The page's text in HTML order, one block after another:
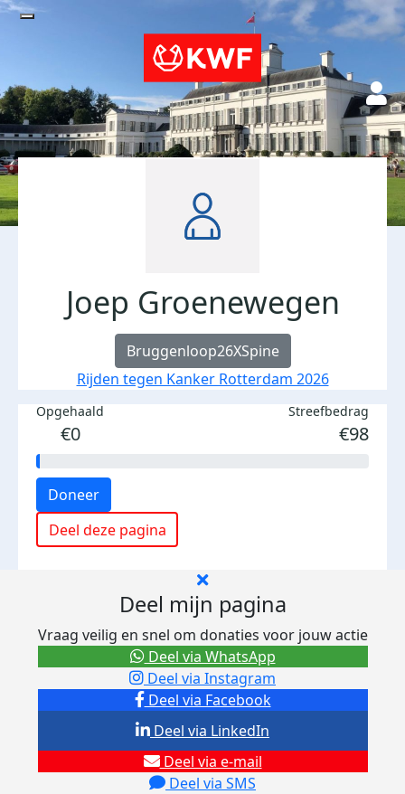
Joep Groenewegen
Bruggenloop26XSpine
Rijden tegen Kanker Rotterdam 2026
Opgehaald
€0
Streefbedrag
€98
Doneer
Deel deze pagina
Deel mijn pagina
Vraag veilig en snel om donaties voor jouw actie
Deel via Facebook
Deel via Instagram
Deel via e-mail
Deel via SMS
Deel via LinkedIn
Deel via WhatsApp